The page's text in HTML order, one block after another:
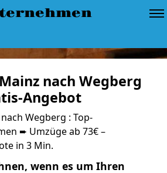
nach Wegberg
Angebot
Wegberg : Top-
➨ Umzüge ab 73€ –
in 3 Min.
wenn es um Ihren